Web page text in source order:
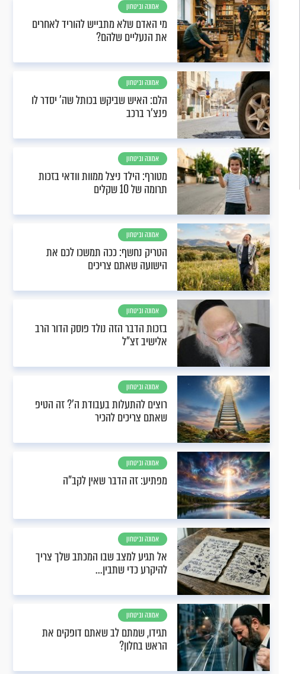
אמונה וביטחון
מי האדם שלא מתבייש להוריד לאחרים
את הנעליים שלהם?
אמונה וביטחון
הלם: האיש שביקש בכותל שה' יסדר לו
פנצ'ר ברכב
אמונה וביטחון
מטורף: הילד ניצל ממוות וודאי בזכות
תרומה של 10 שקלים
אמונה וביטחון
הטריק נחשף: ככה תמשכו לכם את
הישועה שאתם צריכים
אמונה וביטחון
בזכות הדבר הזה נולד פוסק הדור הרב
אלישיב זצ"ל
אמונה וביטחון
רוצים להתעלות בעבודת ה'? זה הטיפ
שאתם צריכים להכיר
אמונה וביטחון
מפתיע: זה הדבר שאין לקב"ה
אמונה וביטחון
אל תגיע למצב שבו המכתב שלך צריך
להיקרע כדי שתבין...
אמונה וביטחון
תגידו, שמתם לב שאתם דופקים את
הראש בחלון?